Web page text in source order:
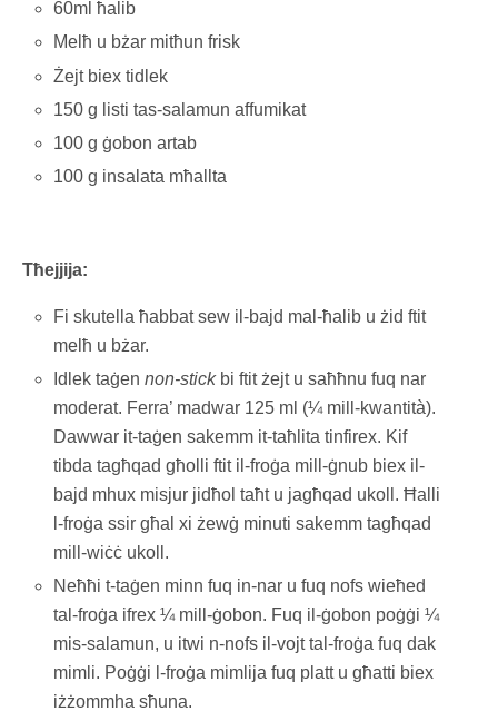
60ml ħalib
Melħ u bżar mitħun frisk
Żejt biex tidlek
150 g listi tas-salamun affumikat
100 g ġobon artab
100 g insalata mħallta
Tħejjija:
Fi skutella ħabbat sew il-bajd mal-ħalib u żid ftit
melħ u bżar.
Idlek taġennon-stickbi ftit żejt u saħħnu fuq nar
moderat. Ferra’ madwar 125 ml (¼ mill-kwantità).
Dawwar it-taġen sakemm it-taħlita tinfirex. Kif
tibda tagħqad għolli ftit il-froġa mill-ġnub biex il-
bajd mhux misjur jidħol taħt u jagħqad ukoll. Ħalli
l-froġa ssir għal xi żewġ minuti sakemm tagħqad
mill-wiċċ ukoll.
Neħħi t-taġen minn fuq in-nar u fuq nofs wieħed
tal-froġa ifrex ¼ mill-ġobon. Fuq il-ġobon poġġi ¼
mis-salamun, u itwi n-nofs il-vojt tal-froġa fuq dak
mimli. Poġġi l-froġa mimlija fuq platt u għatti biex
iżżommha sħuna.